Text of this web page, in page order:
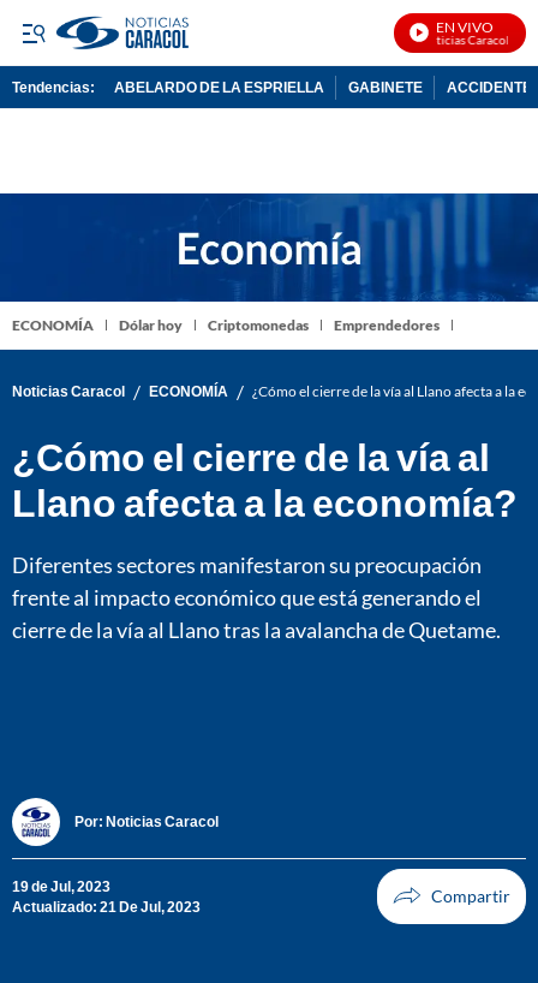
EN VIVO
Noticias Caracol En
Tendencias: ABELARDO DE LA ESPRIELLA GABINETE ACCIDENTE
ECONOMÍA Dólar hoy Criptomonedas Emprendedores
Noticias Caracol / ECONOMÍA / ¿Cómo el cierre de la vía al Llano afecta a la
¿Cómo el cierre de la vía al
Llano afecta a la economía?
Diferentes sectores manifestaron su preocupación
frente al impacto económico que está generando el
cierre de la vía al Llano tras la avalancha de Quetame.
Por: Noticias Caracol
19 de Jul, 2023
Actualizado: 21 De Jul, 2023